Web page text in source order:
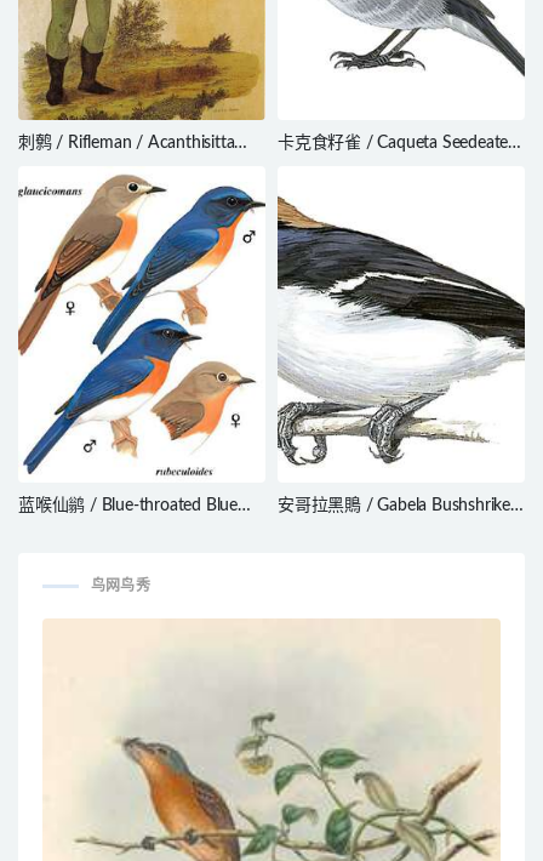
刺鹩 / Rifleman / Acanthisitta
卡克食籽雀 / Caqueta Seedeater
蓝喉仙鹟 / Blue-throated Blue
安哥拉黑鵙 / Gabela Bushshrike /
鸟网鸟秀